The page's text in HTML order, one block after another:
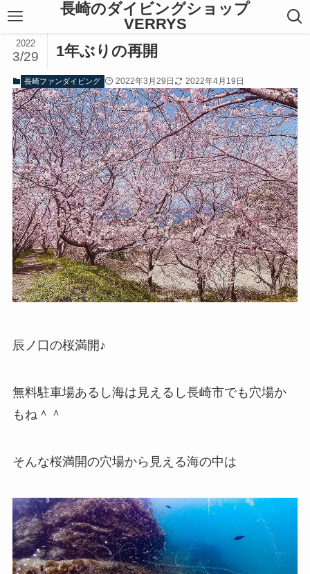
長崎のダイビングショップ
VERRYS
1年ぶりの再開
2022
3/29
長崎ファンダイビング 2022年3月29日 2022年4月19日
辰ノ口の桜満開♪
無料駐車場あるし海は見えるし長崎市でも穴場か
もね＾＾
そんな桜満開の穴場から見える海の中は